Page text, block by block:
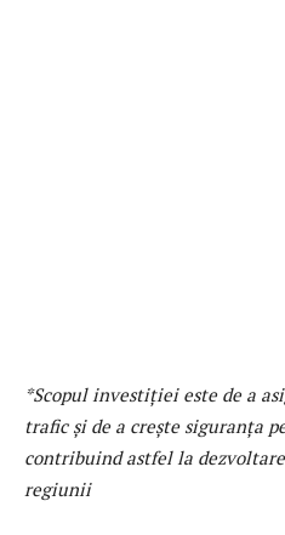
*Scopul investiției este de a
trafic și de a crește siguranța
contribuind astfel la
regiunii